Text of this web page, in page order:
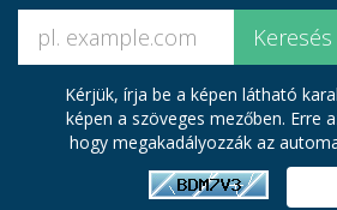
Kérjük, írja be a képen látható
képen a szöveges mezőben. Erre
hogy megakadályozzák az